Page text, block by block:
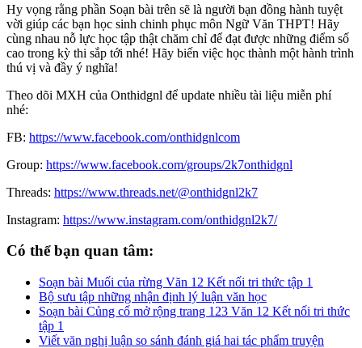
Hy vọng rằng phần Soạn bài trên sẽ là người bạn đồng hành tuyệt
vời giúp các bạn học sinh chinh phục môn Ngữ Văn THPT! Hãy
cùng nhau nỗ lực học tập thật chăm chỉ để đạt được những điểm số
cao trong kỳ thi sắp tới nhé! Hãy biến việc học thành một hành trình
thú vị và đầy ý nghĩa!
Theo dõi MXH của Onthidgnl để update nhiều tài liệu miễn phí
nhé:
FB: https://www.facebook.com/onthidgnlcom
Group: https://www.facebook.com/groups/2k7onthidgnl
Threads: https://www.threads.net/@onthidgnl2k7
Instagram: https://www.instagram.com/onthidgnl2k7/
Có thể bạn quan tâm:
Soạn bài Muối của rừng Văn 12 Kết nối tri thức tập 1
Bộ sưu tập những nhận định lý luận văn học
Soạn bài Củng cố mở rộng trang 123 Văn 12 Kết nối tri thức
tập 1
Viết văn nghị luận so sánh đánh giá hai tác phẩm truyện